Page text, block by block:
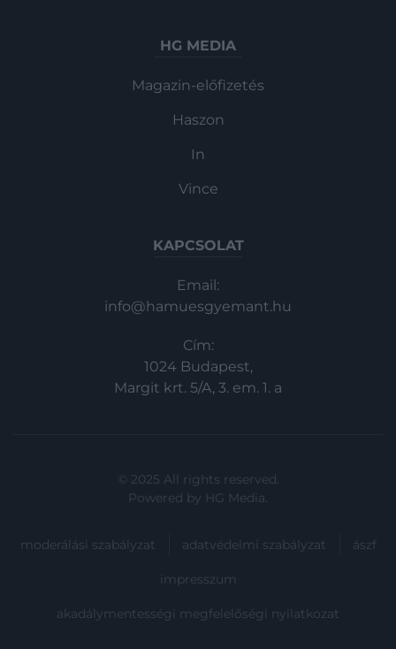
HG MEDIA
Magazin-előfizetés
Haszon
In
Vince
KAPCSOLAT
Email:
info@hamuesgyemant.hu
Cím:
1024 Budapest,
Margit krt. 5/A, 3. em. 1. a
© 2025 All rights reserved.
Powered by HG Media.
moderálási szabályzat adatvédelmi szabályzat ászf
impresszum
akadálymentességi megfelelőségi nyilatkozat